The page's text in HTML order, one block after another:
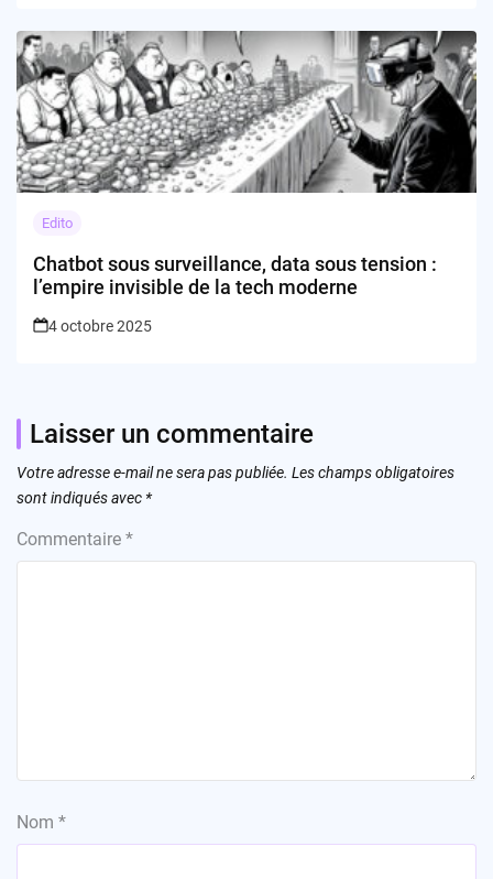
Edito
Chatbot sous surveillance, data sous tension :
l’empire invisible de la tech moderne
4 octobre 2025
Laisser un commentaire
Votre adresse e-mail ne sera pas publiée. Les champs obligatoires
sont indiqués avec *
Commentaire *
Nom *